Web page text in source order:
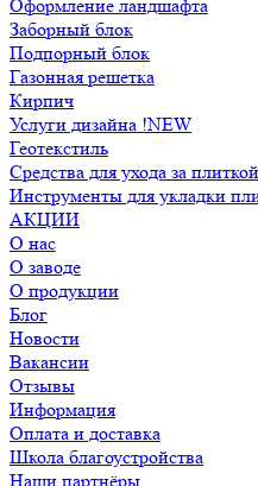
Оформление ландшафта
Заборный блок
Подпорный блок
Газонная решетка
Кирпич
Услуги дизайна !NEW
Геотекстиль
Средства для ухода за плиткой
Инструменты для укладки
АКЦИИ
О нас
О заводе
О продукции
Блог
Новости
Вакансии
Отзывы
Информация
Оплата и доставка
Школа благоустройства
Наши партнёры